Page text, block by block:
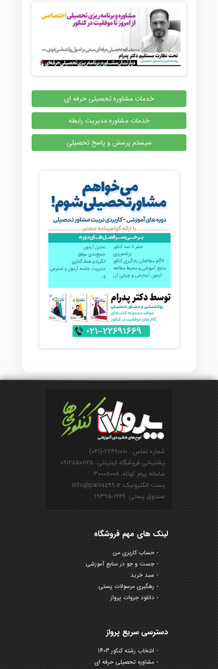
خدمات مشاوره تحصیلی حرفه ای
خدمات مشاوره مدیریت رابطه
سیستم پرسش و پاسخ تحصیلی
شماره تماس : ۲۲۶۹۱۰۱۰-(۰۲۱)
پشتیبانی فروشگاه اینترنتی: ۰۹۱۲۸۵۰۱۱۲۵
سامانه پیام کوتاه: ۳۰۰۰۸۰۰۸
پست الکترونیک: info@parvaz99.ir
صندوق پستی: ۱۹۴۹-۱۹۳۹۵
لینک های مهم فروشگاه
حساب کاربری من
جست و جو در منابع آموزشی
سبد خرید
رهگیری مرسولات پستی
دانلود جزوات پرواز
دسترسی سریع پرواز
انتخاب رشته کنکور 1403
مشاوره تحصیلی حرفه ای